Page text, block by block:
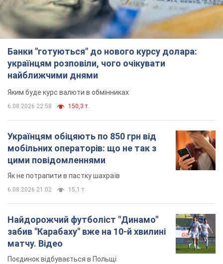
Банки "готуються" до нового курсу долара:
українцям розповіли, чого очікувати
найближчими днями
Яким буде курс валюти в обмінниках
6.08.2026 22:58 150,3 т.
Українцям обіцяють по 850 грн від
мобільних операторів: що не так з
цими повідомленнями
Як не потрапити в пастку шахраїв
6.08.2026 21:02 15,1 т.
Найдорожчий футболіст "Динамо"
забив "Карабаху" вже на 10-й хвилині
матчу. Відео
Поєдинок відбувається в Польщі